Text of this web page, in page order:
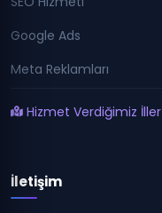
Google Ads
Meta Reklamları
Hizmet Verdiğimiz İller
İletişim